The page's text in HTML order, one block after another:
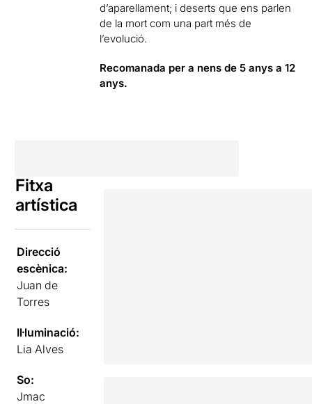
d’aparellament; i desertsque ens parlen
de la mort com una part més de
l’evolució.
Recomanada per a nens de 5 anys a 12
anys.
Fitxa
artística
Direcció
escènica:
Juan de
Torres
Il·luminació:
Lia Alves
So:
Jmac